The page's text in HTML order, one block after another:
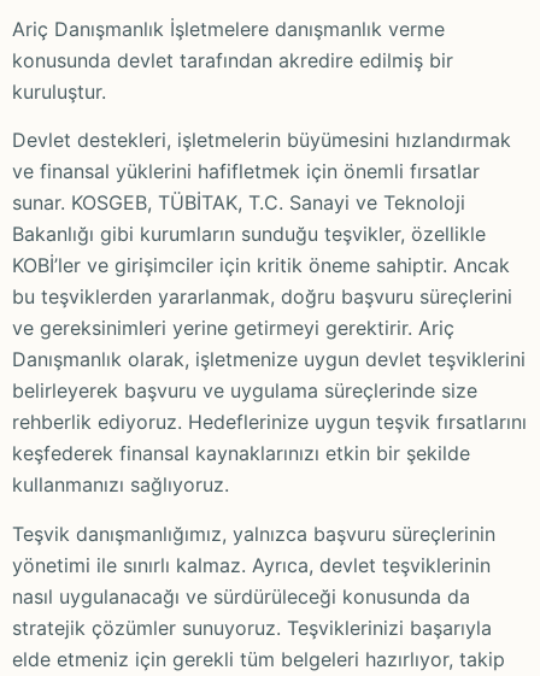
Ariç Danışmanlık İşletmelere danışmanlık verme
konusunda devlet tarafından akredire edilmiş bir
kuruluştur.
Devlet destekleri, işletmelerin büyümesini hızlandırmak
ve finansal yüklerini hafifletmek için önemli fırsatlar
sunar. KOSGEB, TÜBİTAK, T.C. Sanayi ve Teknoloji
Bakanlığı gibi kurumların sunduğu teşvikler, özellikle
KOBİ’ler ve girişimciler için kritik öneme sahiptir. Ancak
bu teşviklerden yararlanmak, doğru başvuru süreçlerini
ve gereksinimleri yerine getirmeyi gerektirir. Ariç
Danışmanlık olarak, işletmenize uygun devlet teşviklerini
belirleyerek başvuru ve uygulama süreçlerinde size
rehberlik ediyoruz. Hedeflerinize uygun teşvik fırsatlarını
keşfederek finansal kaynaklarınızı etkin bir şekilde
kullanmanızı sağlıyoruz.
Teşvik danışmanlığımız, yalnızca başvuru süreçlerinin
yönetimi ile sınırlı kalmaz. Ayrıca, devlet teşviklerinin
nasıl uygulanacağı ve sürdürüleceği konusunda da
stratejik çözümler sunuyoruz. Teşviklerinizi başarıyla
elde etmeniz için gerekli tüm belgeleri hazırlıyor, takip